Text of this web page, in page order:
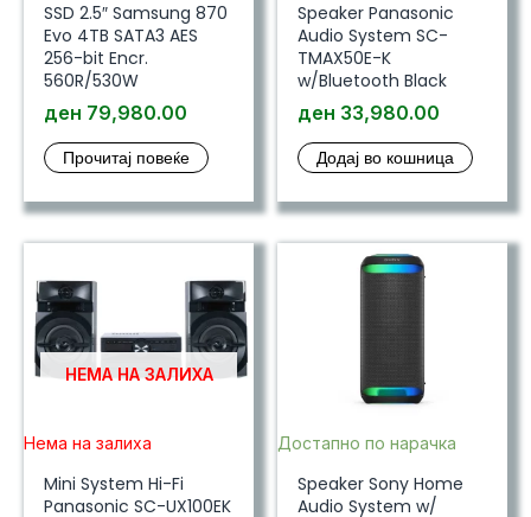
SSD 2.5″ Samsung 870
Evo 4TB SATA3 AES
256-bit Encr.
560R/530W
ден 79,980.00
Прочитај повеќе
Speaker Panasonic
Audio System SC-
TMAX50E-K
w/Bluetooth Black
ден 33,980.00
Додај во кошница
НЕМА НА ЗАЛИХА
Нема на залиха
Mini System Hi-Fi
Panasonic SC-UX100EK
Достапно по нарачка
Speaker Sony Home
Audio System w/